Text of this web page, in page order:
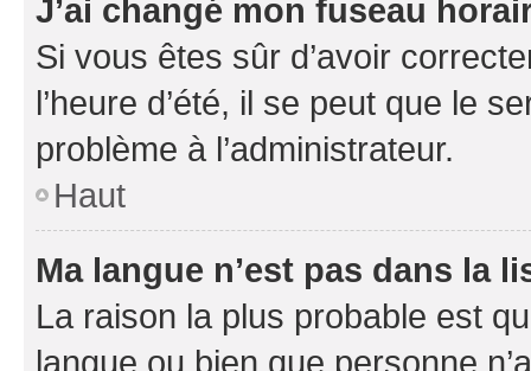
J’ai changé mon fuseau
Si vous êtes sûr d’avoir
l’heure d’été, il se peut que le
problème à l’administrateur.
Haut
Ma langue n’est pas dans la
La raison la plus probable est
langue ou bien que personne